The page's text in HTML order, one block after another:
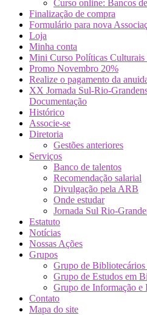
Curso online: Bancos
Finalização de compra
Formulário para nova
Loja
Minha conta
Mini Curso Políticas Culturais
Promo Novembro 20%
Realize o pagamento da
XX Jornada Sul-Rio-
Documentação
Histórico
Associe-se
Diretoria
Gestões anteriores
Serviços
Banco de talentos
Recomendação salarial
Divulgação pela ARB
Onde estudar
Jornada Sul Rio-
Estatuto
Notícias
Nossas Ações
Grupos
Grupo de Bibliotecários
Grupo de Estudos em
Grupo de Informação e
Contato
Mapa do site